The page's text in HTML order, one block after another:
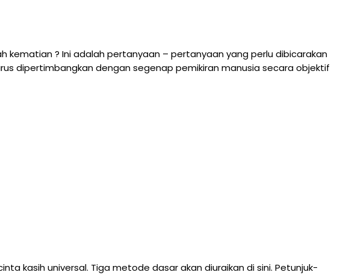
kematian ? Ini adalah pertanyaan – pertanyaan yang perlu dibicarakan
dipertimbangkan dengan segenap pemikiran manusia secara objektif
kasih universal. Tiga metode dasar akan diuraikan di sini. Petunjuk-